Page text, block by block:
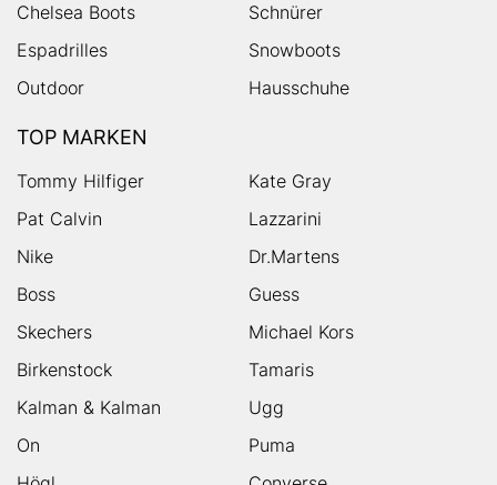
Chelsea Boots
Schnürer
Espadrilles
Snowboots
Outdoor
Hausschuhe
TOP MARKEN
Tommy Hilfiger
Kate Gray
Pat Calvin
Lazzarini
Nike
Dr.Martens
Boss
Guess
Skechers
Michael Kors
Birkenstock
Tamaris
Kalman & Kalman
Ugg
On
Puma